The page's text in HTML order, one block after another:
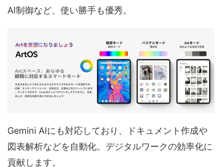
AI制御など、使い勝手も優秀。
Gemini AIにも対応しており、ドキュメント作成や
図表解析などを自動化。デジタルワークの効率化に
貢献します。